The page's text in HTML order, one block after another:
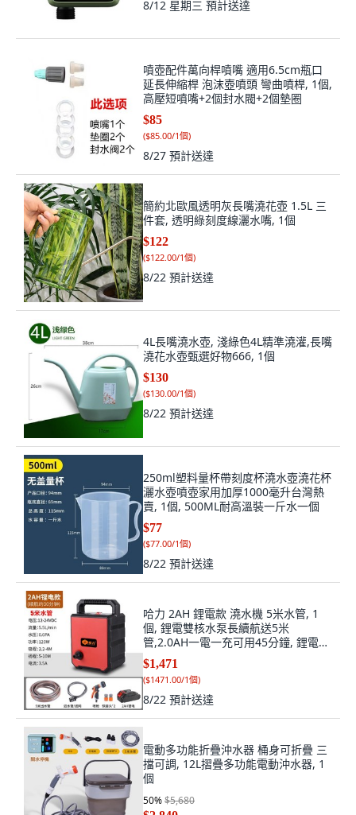
8/12 星期三 預計送達
噴壺配件萬向桿噴嘴 適用6.5cm瓶口
延長伸縮桿 泡沫壺噴頭 彎曲噴桿, 1個,
高壓短噴嘴+2個封水閥+2個墊圈
$85
($85.00/1個)
8/27 預計送達
簡約北歐風透明灰長嘴澆花壺 1.5L 三
件套, 透明綠刻度線灑水嘴, 1個
$122
($122.00/1個)
8/22 預計送達
4L長嘴澆水壺, 淺綠色4L精準澆灌,長嘴
澆花水壺甄選好物666, 1個
$130
($130.00/1個)
8/22 預計送達
250ml塑料量杯帶刻度杯澆水壺澆花杯
灑水壺噴壺家用加厚1000毫升台灣熱
賣, 1個, 500ML耐高溫裝一斤水一個
$77
($77.00/1個)
8/22 預計送達
哈力 2AH 鋰電款 澆水機 5米水管, 1
個, 鋰電雙核水泵長續航送5米
管,2.0AH一電一充可用45分鐘, 鋰電雙
核水泵長續航送5米管,2.0AH一電一充
可用45分鐘
$1,471
($1471.00/1個)
8/22 預計送達
電動多功能折疊沖水器 桶身可折疊 三
擋可調, 12L摺疊多功能電動沖水器, 1
個
50%$5,680